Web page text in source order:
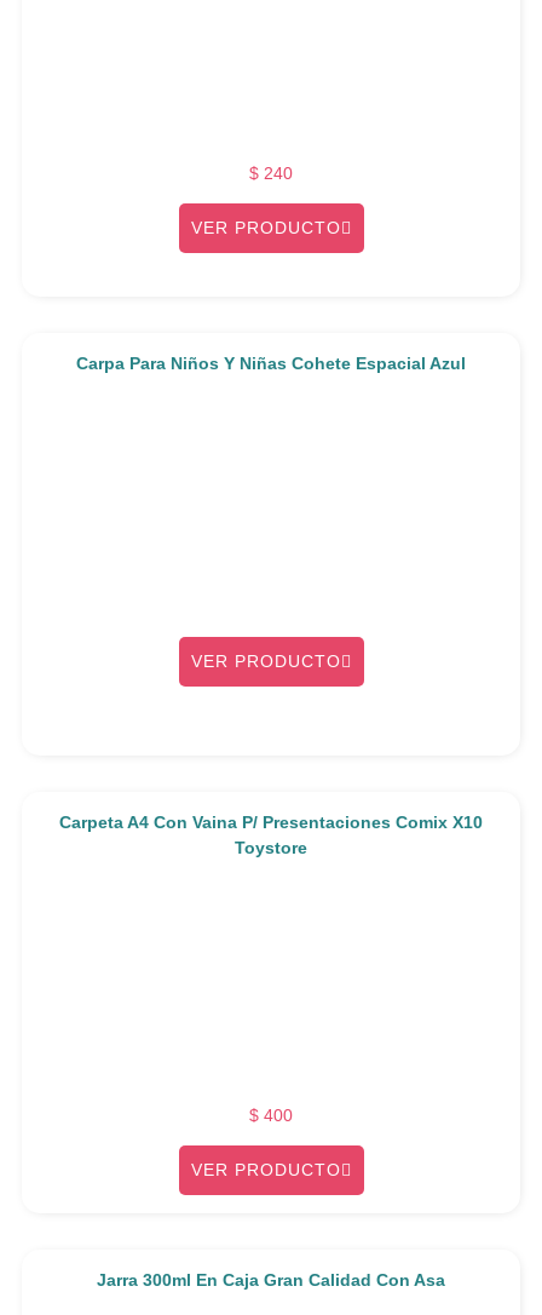
$ 240
VER PRODUCTO
Carpa Para Niños Y Niñas Cohete Espacial Azul
VER PRODUCTO
Carpeta A4 Con Vaina P/ Presentaciones Comix X10
Toystore
$ 400
VER PRODUCTO
Jarra 300ml En Caja Gran Calidad Con Asa